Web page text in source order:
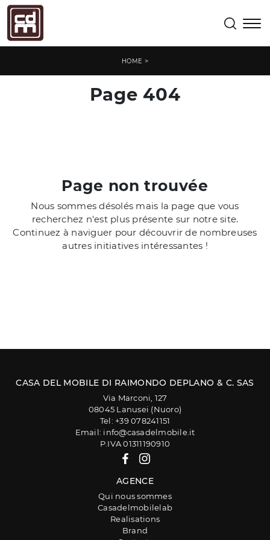
HOME >
Page 404
Page non trouvée
Nous sommes désolés mais la page que vous
recherchez n'est plus présente sur notre site.
Continuez à naviguer pour découvrir de nombreuses
autres initiatives intéressantes !
CASA DEL MOBILE DI RAIMONDO DEPLANO & C. SAS
Via Marconi, 127
08045 Lanusei (Nuoro)
Tel: +39 078241151
Email: info@casadelmobile.it
P.IVA 01311190910
AGENCE
Qui nous sommes
Casadelmobilelab
Realisations
Brand